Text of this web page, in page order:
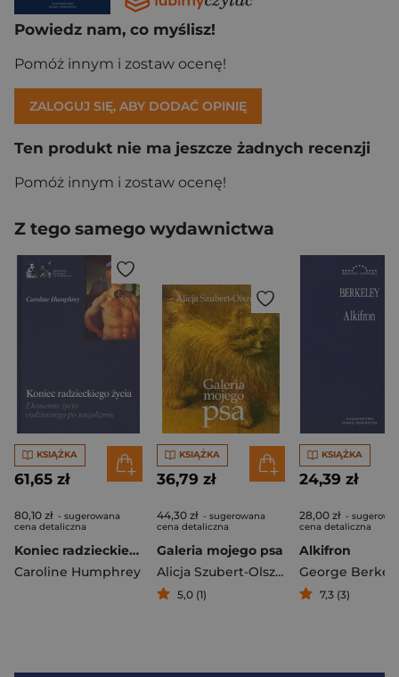
Powiedz nam, co myślisz!
Pomóż innym i zostaw ocenę!
ZALOGUJ SIĘ, ABY DODAĆ OPINIĘ
Ten produkt nie ma jeszcze żadnych recenzji
Pomóż innym i zostaw ocenę!
Z tego samego wydawnictwa
KSIĄŻKA
61,65 zł
80,10 zł - sugerowana
cena detaliczna
Koniec radzieckiego życia Ekonomie życia codziennego po socjalizmie
Caroline Humphrey
KSIĄŻKA
36,79 zł
44,30 zł - sugerowana
cena detaliczna
Galeria mojego psa
Alicja Szubert-Olszewska
5,0 (1)
KSIĄŻKA
24,39 zł
28,00 zł -
cena detaliczna
Alkifron
George
7,3 (3)